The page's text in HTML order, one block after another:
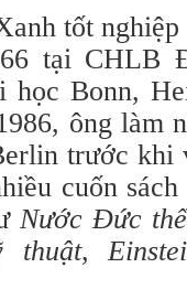
tốt
tại CHLB
học Bonn,
ông làm
trước khi
cuốn
Nước Đức
thuật,